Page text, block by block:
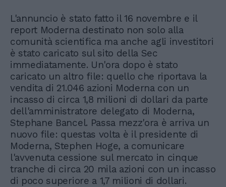
L'annuncio è stato fatto il 16 novembre e il
report Moderna destinato non solo alla
comunità scientifica ma anche agli investitori
è stato caricato sul sito della Sec
immediatamente. Un'ora dopo è stato
caricato un altro file: quello che riportava la
vendita di 21.046 azioni Moderna con un
incasso di circa 1,8 milioni di dollari da parte
dell'amministratore delegato di Moderna,
Stephane Bancel. Passa mezz'ora è arriva un
nuovo file: questas volta è il presidente di
Moderna, Stephen Hoge, a comunicare
l'avvenuta cessione sul mercato in cinque
tranche di circa 20 mila azioni con un incasso
di poco superiore a 1,7 milioni di dollari.